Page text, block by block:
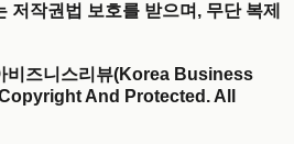
저작권법 보호를 받으며, 무단 복제
즈니스리뷰(Korea Business
And Protected. All